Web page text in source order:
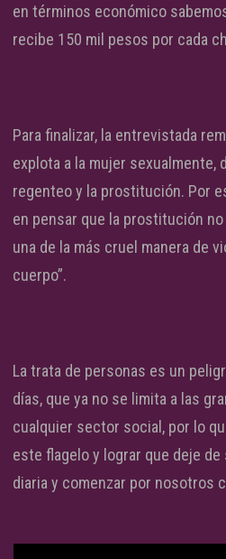
en términos económico
recibe 150 mil pesos por cada
Para finalizar, la entrevistada
explota a la mujer sexualmente,
regenteo y la prostitución. Por
en pensar que la prostitución
una de la más cruel manera de
cuerpo”.
La trata de personas es un
días, que ya no se limita a las
cualquier sector social, por lo
este flagelo y lograr que deje
diaria y comenzar por nosotros